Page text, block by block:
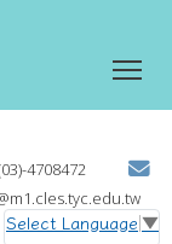
4708472
Select Language ▼